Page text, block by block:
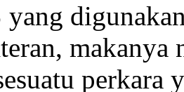
yang
makanya